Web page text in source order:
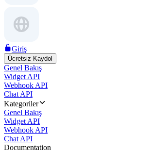
Giriş
Ücretsiz Kaydol
Genel Bakış
Widget API
Webhook API
Chat API
Kategoriler
Genel Bakış
Widget API
Webhook API
Chat API
Documentation